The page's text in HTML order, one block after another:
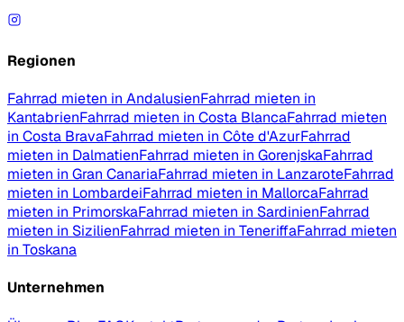
Regionen
Fahrrad mieten in AndalusienFahrrad mieten in
KantabrienFahrrad mieten in Costa BlancaFahrrad mieten
in Costa BravaFahrrad mieten in Côte d'AzurFahrrad
mieten in DalmatienFahrrad mieten in GorenjskaFahrrad
mieten in Gran CanariaFahrrad mieten in LanzaroteFahrrad
mieten in LombardeiFahrrad mieten in MallorcaFahrrad
mieten in PrimorskaFahrrad mieten in SardinienFahrrad
mieten in SizilienFahrrad mieten in TeneriffaFahrrad mieten
in Toskana
Unternehmen